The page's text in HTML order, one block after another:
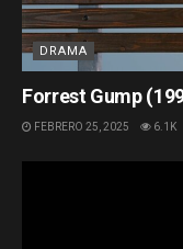
DRAMA
Forrest Gump
FEBRERO 25, 2025 6.1K